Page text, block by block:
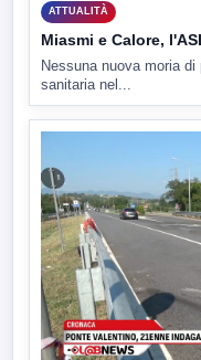
ATTUALITÀ
Miasmi e Calore,
Nessuna nuova moria
sanitaria nel...